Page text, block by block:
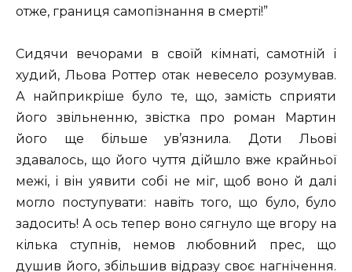
отже, границя самопізнання в смерті!”
Сидячи вечорами в своїй кімнаті, самотній і
худий, Льова Роттер отак невесело розумував.
А найприкріше було те, що, замість сприяти
його звільненню, звістка про роман Мартин
його ще більше ув’язнила. Доти Льові
здавалось, що його чуття дійшло вже крайньої
межі, і він уявити собі не міг, щоб воно й далі
могло поступувати: навіть того, що було, було
задосить! А ось тепер воно сягнуло ще вгору на
кілька ступнів, немов любовний прес, що
душив його, збільшив відразу своє нагнічення.